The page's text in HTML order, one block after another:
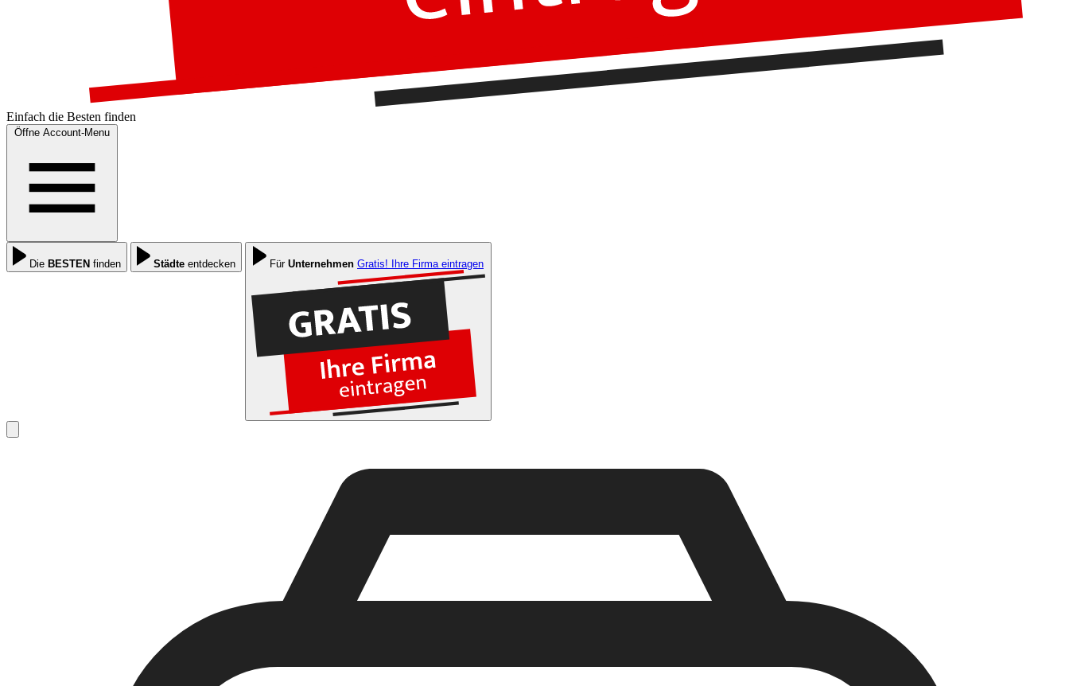
Einfach die Besten finden
Öffne Account-Menu
Die BESTEN finden Städte entdecken Für Unternehmen Gratis! Ihre Firma eintragen